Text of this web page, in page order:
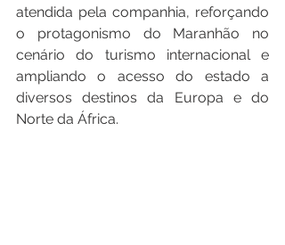
atendida pela companhia, reforçando
o protagonismo do Maranhão no
cenário do turismo internacional e
ampliando o acesso do estado a
diversos destinos da Europa e do
Norte da África.